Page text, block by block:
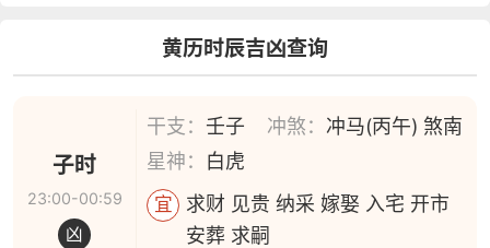
黄历时辰吉凶查询
子时
23:00-00:59
凶
干支： 壬子 冲煞： 冲马(丙午) 煞南
星神： 白虎
宜
求财 见贵 纳采 嫁娶 入宅 开市
安葬 求嗣